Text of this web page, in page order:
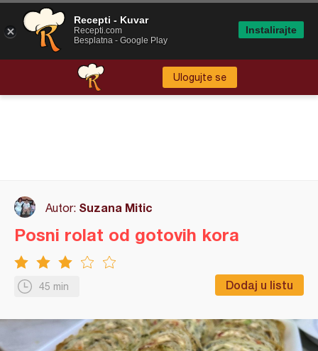
Ulogujte se
Autor: Suzana Mitic
45 min Dodaj u listu
Posni rolat od gotovih kora
Recepti - Kuvar
Recepti.com
Besplatna - Google Play
Instalirajte